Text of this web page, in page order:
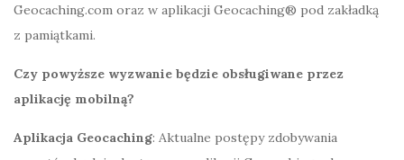
Geocaching.com oraz w aplikacji Geocaching® pod zakładką
z pamiątkami.
Czy powyższe wyzwanie będzie obsługiwane przez
aplikację mobilną?
Aplikacja Geocaching: Aktualne postępy zdobywania